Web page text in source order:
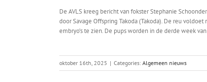
De AVLS kreeg bericht van fokster Stephanie
door Savage Offspring Takoda (Takoda). De reu
embryo’s te zien. De pups worden in de derde week
oktober 16th, 2025 | Categories: Algemeen nieuws